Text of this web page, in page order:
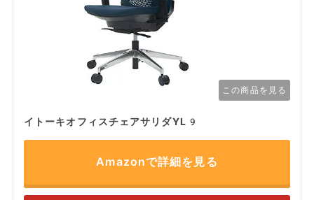
この商品を見る
イトーキオフィスチェアサリダYL9
Amazonで詳細を見る